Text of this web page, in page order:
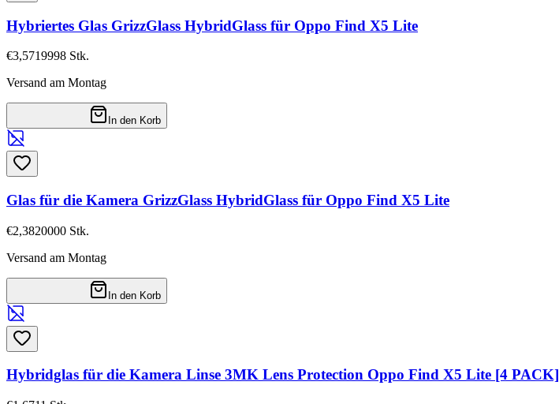
Hybriertes Glas GrizzGlass HybridGlass für Oppo Find X5 Lite
€3,5719998 Stk.
Versand am Montag
In den Korb
Glas für die Kamera GrizzGlass HybridGlass für Oppo Find X5 Lite
€2,3820000 Stk.
Versand am Montag
In den Korb
Hybridglas für die Kamera Linse 3MK Lens Protection Oppo Find X5 Lite [4 PACK]